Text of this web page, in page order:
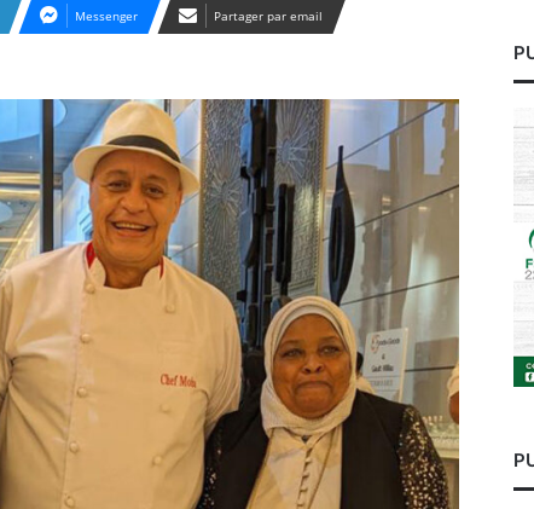
Messenger Partager par email